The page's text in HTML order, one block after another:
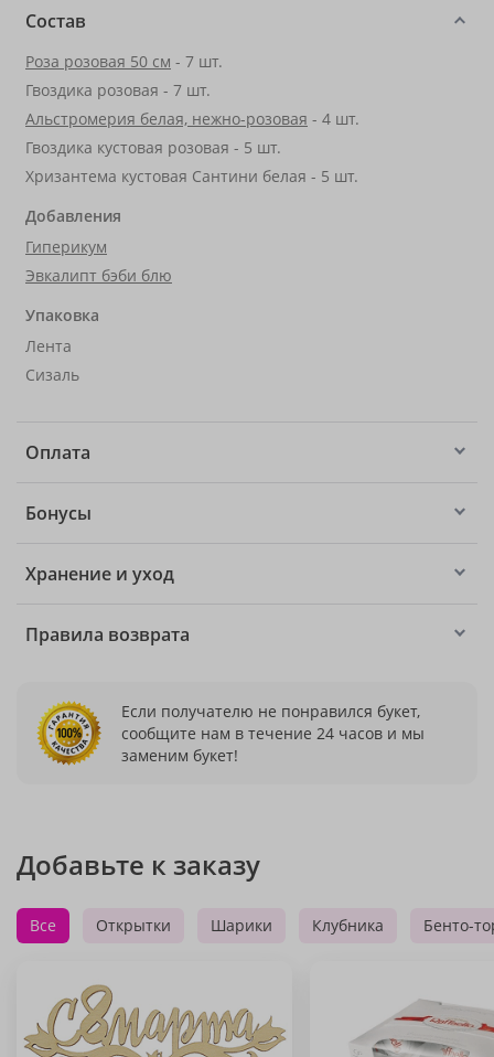
Состав
Роза розовая 50 см - 7 шт.
Гвоздика розовая - 7 шт.
Альстромерия белая, нежно-розовая - 4 шт.
Гвоздика кустовая розовая - 5 шт.
Хризантема кустовая Сантини белая - 5 шт.
Добавления
Гиперикум
Эвкалипт бэби блю
Упаковка
Лента
Сизаль
Оплата
Бонусы
Хранение и уход
Правила возврата
Если получателю не понравился букет,
сообщите нам в течение 24 часов и мы
заменим букет!
Добавьте к заказу
Все Открытки Шарики Клубника Бенто-